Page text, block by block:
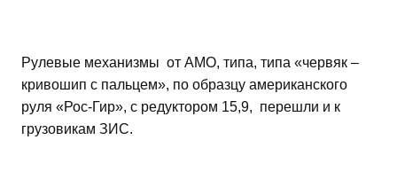
Рулевые механизмы от АМО, типа, типа «червяк –
кривошип с пальцем», по образцу американского
руля «Рос-Гир», с редуктором 15,9, перешли и к
грузовикам ЗИС.